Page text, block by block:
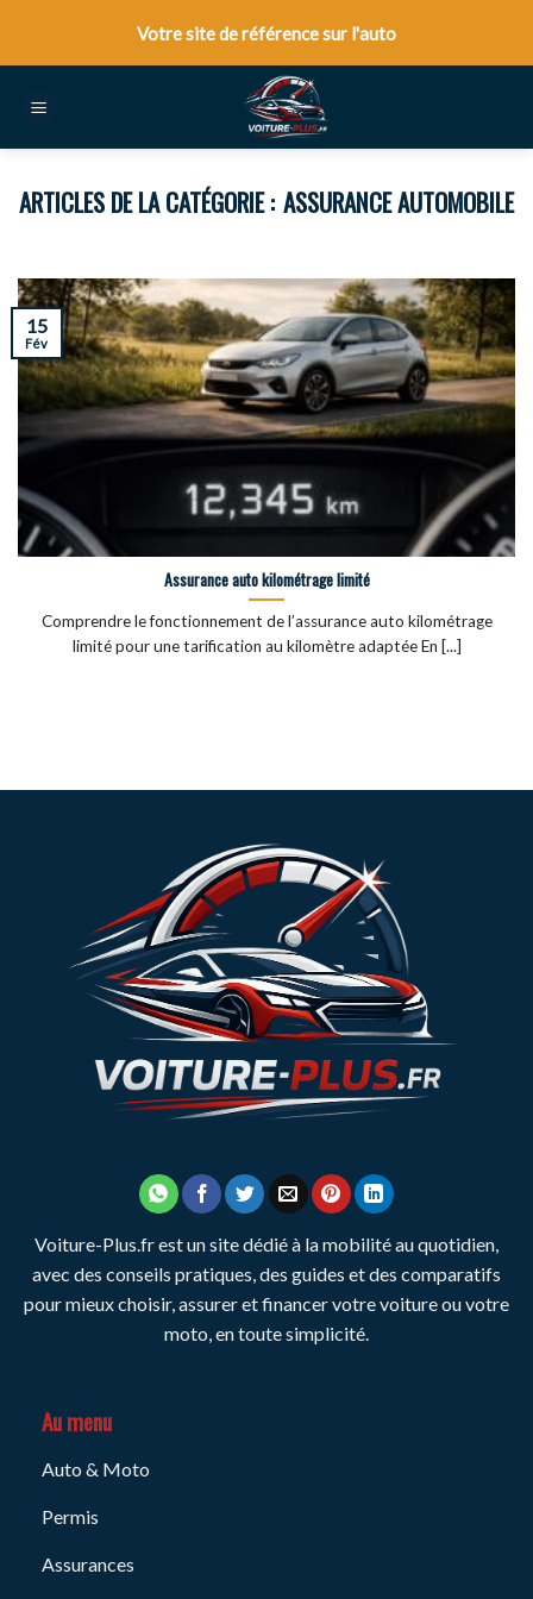
content
Votre site de référence sur l'auto
ASSURANCE AUTOMOBILE
Assurance auto kilométrage limité
Comprendre le fonctionnement de l’assurance auto kilométrage
limité pour une tarification au kilomètre adaptée En [...]
15
Fév
Voiture-Plus.fr est un site dédié à la mobilité au quotidien,
avec des conseils pratiques, des guides et des comparatifs
pour mieux choisir, assurer et financer votre voiture ou votre
moto, en toute simplicité.
Au menu
Auto & Moto
Permis
Assurances